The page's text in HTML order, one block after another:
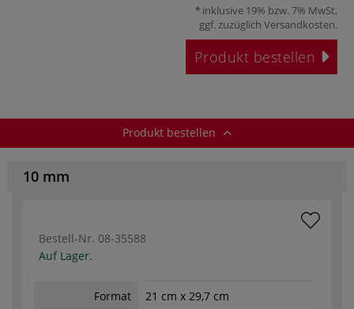
inklusive 19% bzw. 7% MwSt,
ggf. zuzüglich Versandkosten.
Produkt bestellen
Produkt bestellen
10 mm
Bestell-Nr. 08-35588
Auf Lager.
Format 21 cm x 29,7 cm